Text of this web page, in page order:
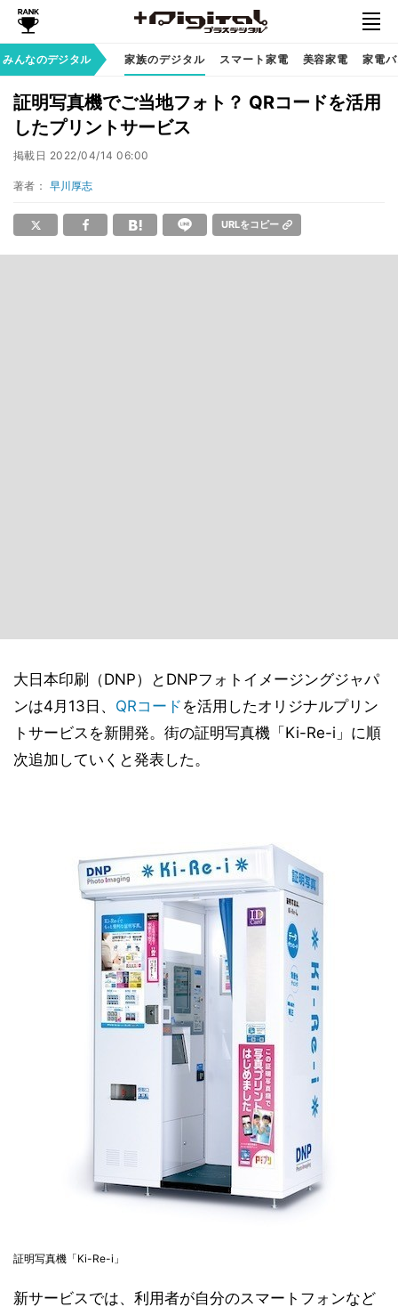
みんなのデジタル 家族のデジタル スマート家電 美容家電 家電
証明写真機でご当地フォト？ QRコードを活用
したプリントサービス
掲載日 2022/04/14 06:00
著者： 早川厚志
URLをコピー
大日本印刷（DNP）とDNPフォトイメージングジャパ
ンは4月13日、 QRコード を活用したオリジナルプリン
トサービスを新開発。街の証明写真機「Ki-Re-i」に順
次追加していくと発表した。
証明写真機「Ki-Re-i」
新サービスでは、利用者が自分のスマートフォンなど